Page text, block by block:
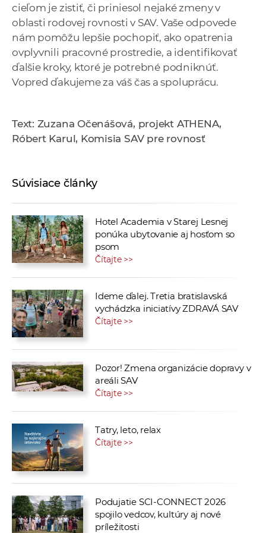
cieľom je zistiť, či priniesol nejaké zmeny v
oblasti rodovej rovnosti v SAV. Vaše odpovede
nám pomôžu lepšie pochopiť, ako opatrenia
ovplyvnili pracovné prostredie, a identifikovať
ďalšie kroky, ktoré je potrebné podniknúť.
Vopred ďakujeme za váš čas a spoluprácu.
Text: Zuzana Očenášová, projekt ATHENA,
Róbert Karul, Komisia SAV pre rovnosť
Súvisiace články
Hotel Academia v Starej Lesnej
ponúka ubytovanie aj hosťom so
psom
Čítajte >>
Ideme ďalej. Tretia bratislavská
vychádzka iniciatívy ZDRAVÁ SAV
Čítajte >>
Pozor! Zmena organizácie dopravy v
areáli SAV
Čítajte >>
Tatry, leto, relax
Čítajte >>
Podujatie SCI-CONNECT 2026
spojilo vedcov, kultúry aj nové
príležitosti